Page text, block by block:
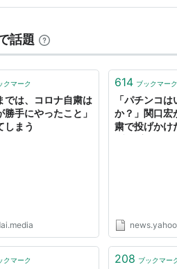
山口県長門市など）、レンタル用自転
話題
クマーク
では、コロナ自粛は
勝手にやったこと」
しまう
614 ブックマーク
「パチンコ
か？」関口宏
粛で投げかけ
クマーク 208 ブックマー